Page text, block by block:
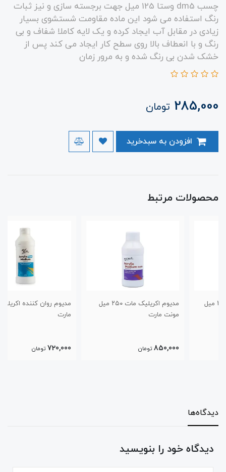
چسب dm5 وستا 125 میل جهت برجسته سازی و نیز ثبات
رنگ استفاده می شود این ماده مقاومت شستشوی بسیار
زیادی در مقابل آب ایجاد کرده و یک لایه کاملا شفاف و بی
رنگ و با انعطاف بالا روی سطح کار ایجاد می کند پس از
خشک شدن بی رنگ شده و به مرور زمان
285,000 تومان
محصولات مرتبط
مدیوم اکریلیک مات ۲۵۰ میل
تومان
مدیوم روان کننده اکریلیک مونت
تومان
دیدگاه‌ها
دیدگاه خود را بنویسید